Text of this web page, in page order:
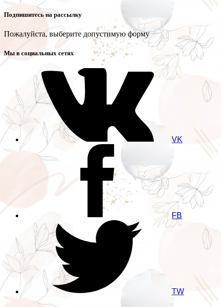
Подпишитесь на рассылку
Пожалуйста, выберите допустимую форму
Мы в социальных сетях
VK
FB
TW